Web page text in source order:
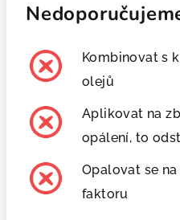
Kombinovat s
olejů
Aplikovat na
opálení, to
Opalovat se
faktoru